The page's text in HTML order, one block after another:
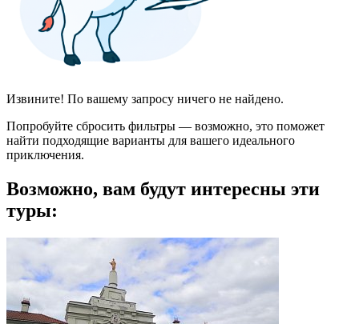
Извините! По вашему запросу ничего не найдено.
Попробуйте сбросить фильтры — возможно, это поможет
найти подходящие варианты для вашего идеального
приключения.
Возможно, вам будут интересны эти
туры: